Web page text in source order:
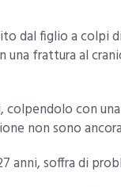
dal figlio a colpi
una frattura al
con
non sono
anni, soffra di